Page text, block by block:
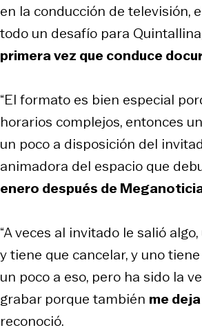
en la conducción de televisión,
todo un desafío para
primera vez que conduce
“El formato es bien especial
horarios complejos, entonces
un poco a disposición del
animadora del espacio que
enero después de
“A veces al invitado le salió
y tiene que cancelar, y uno
un poco a eso, pero ha sido la
grabar porque también me
reconoció.